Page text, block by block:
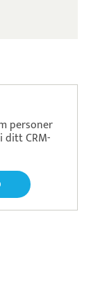
personer
ditt CRM-